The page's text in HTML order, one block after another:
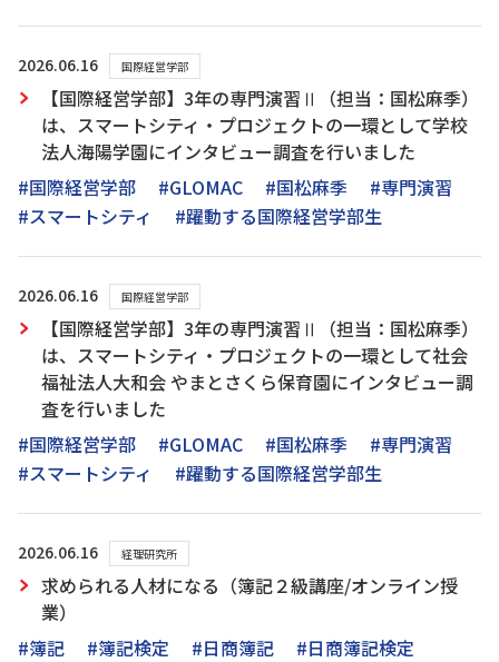
2026.06.16 国際経営学部
【国際経営学部】3年の専門演習Ⅱ（担当：国松麻季）
は、スマートシティ・プロジェクトの一環として学校
法人海陽学園にインタビュー調査を行いました
#国際経営学部
#GLOMAC #国松麻季
#専門演習
#スマートシティ
#躍動する国際経営学部生
2026.06.16 国際経営学部
【国際経営学部】3年の専門演習Ⅱ（担当：国松麻季）
は、スマートシティ・プロジェクトの一環として社会
福祉法人大和会 やまとさくら保育園にインタビュー調
査を行いました
#国際経営学部
#GLOMAC #国松麻季
#専門演習
#スマートシティ
#躍動する国際経営学部生
2026.06.16 経理研究所
求められる人材になる（簿記２級講座/オンライン授
業）
#簿記
#簿記検定 #日商簿記 #日商簿記検定